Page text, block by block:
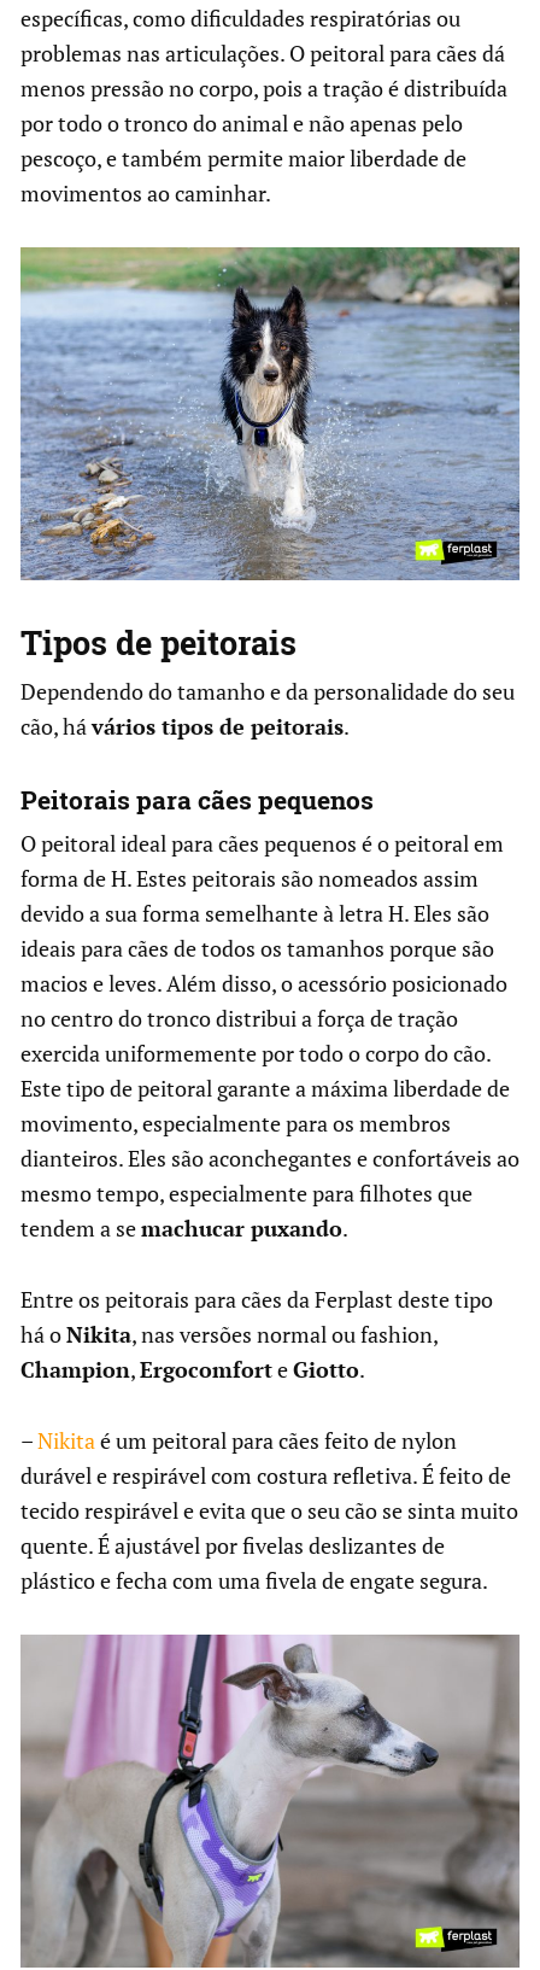
específicas, como dificuldades respiratórias ou
problemas nas articulações. O peitoral para cães dá
menos pressão no corpo, pois a tração é distribuída
por todo o tronco do animal e não apenas pelo
pescoço, e também permite maior liberdade de
movimentos ao caminhar.
Tipos de peitorais
Dependendo do tamanho e da personalidade do seu
cão, hávários tipos de peitorais.
Peitorais para cães pequenos
O peitoral ideal para cães pequenos é o peitoral em
forma de H. Estes peitorais são nomeados assim
devido a sua forma semelhante à letra H. Eles são
ideais para cães de todos os tamanhos porque são
macios e leves. Além disso, o acessório posicionado
no centro do tronco distribui a força de tração
exercida uniformemente por todo o corpo do cão.
Este tipo de peitoral garante a máxima liberdade de
movimento, especialmente para os membros
dianteiros. Eles são aconchegantes e confortáveis ao
mesmo tempo, especialmente para filhotes que
tendem a semachucar puxando.
Entre os peitorais para cães da Ferplast deste tipo
há oNikita, nas versões normal ou fashion,
Champion,ErgocomforteGiotto.
–Nikitaé um peitoral para cães feito de nylon
durável e respirável com costura refletiva. É feito de
tecido respirável e evita que o seu cão se sinta muito
quente. É ajustável por fivelas deslizantes de
plástico e fecha com uma fivela de engate segura.